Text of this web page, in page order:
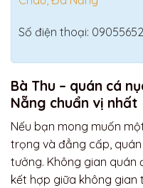
Số điện thoại:
Bà Thu – quán cá
Nẵng chuẩn vị nhất
Nếu bạn mong muốn
trọng và đẳng cấp, quán
tưởng. Không gian quán
kết hợp giữa không